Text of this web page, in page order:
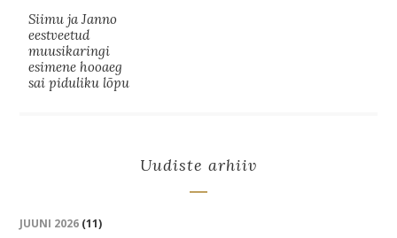
Siimu ja Janno
eestveetud
muusikaringi
esimene hooaeg
sai piduliku lõpu
Uudiste arhiiv
JUUNI 2026 (11)